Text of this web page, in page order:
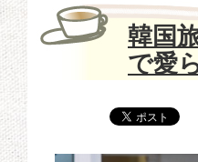
ュニxBVLGARI】シックで愛ら
韓国
で愛